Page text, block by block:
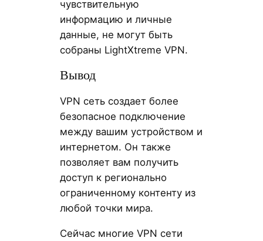
чувствительную
информацию и личные
данные, не могут быть
собраны LightXtreme VPN.
Вывод
VPN сеть создает более
безопасное подключение
между вашим устройством и
интернетом. Он также
позволяет вам получить
доступ к регионально
ограниченному контенту из
любой точки мира.
Сейчас многие VPN сети